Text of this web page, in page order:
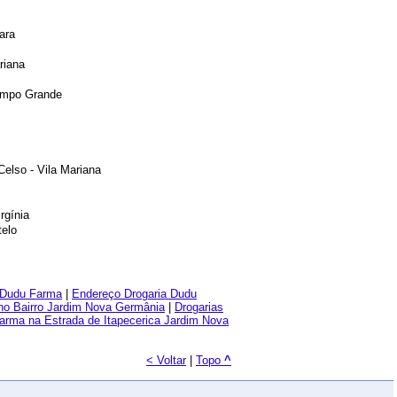
Grande
- Vila Mariana
Farma|
Endereço Drogaria Dudu
Bairro Jardim Nova Germânia|
Drogarias
na Estrada de Itapecerica Jardim Nova
< Voltar| Topo ^